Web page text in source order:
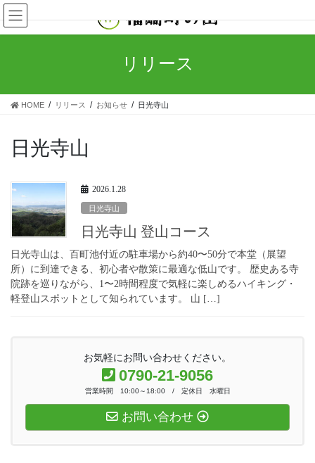
コ
ン
テ
ス
ナ
ビ
ゲ
ン
リリース
HOME リリース お知らせ 日光寺山
日光寺山
2026.1.28
日光寺山
日光寺山 登山コース
日光寺山は、百町池付近の駐車場から約40〜50分で本堂（展望
所）に到達できる、初心者や散策に最適な低山です。 歴史ある寺
院跡を巡りながら、1〜2時間程度で気軽に楽しめるハイキング・
軽登山スポットとして知られています。 山 […]
お気軽にお問い合わせください。
0790-21-9056
営業時間 10:00～18:00 / 定休日 水曜日
お問い合わせ